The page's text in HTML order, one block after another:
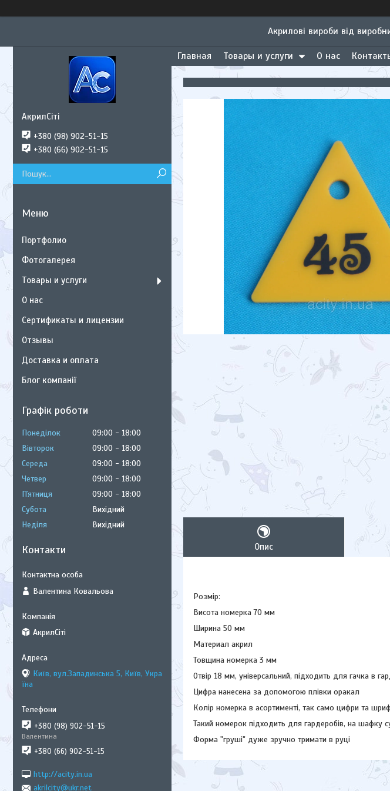
Акрилові вироби від
Главная Товары и услуги О нас
Опис
Розмір:
Висота номерка 70 мм
Ширина 50 мм
Материал акрил
Товщина номерка 3 мм
Отвір 18 мм, універсальний, підходить для гачка в
Цифра нанесена за допомогою плівки оракал
Колір номерка в асортименті, так само цифри та
Такий номерок підходить для гардеробів, на шафку
Форма "груші" дуже зручно тримати в руці
АкрилСіті
+380 (98) 902-51-15
+380 (66) 902-51-15
Портфолио
Фотогалерея
Товары и услуги
О нас
Сертификаты и лицензии
Отзывы
Доставка и оплата
Блог компанії
Графік роботи
Понеділок 09:00
18:00
Вівторок
09:00
18:00
Середа
09:00
18:00
Четвер
09:00
18:00
Пʼятниця
09:00
18:00
Субота
Вихідний
Неділя
Вихідний
Контакти
Валентина Ковальова
АкрилСіті
Київ, вул.Западинська 5, Київ, Укра
їна
+380 (98) 902-51-15
Валентина
+380 (66) 902-51-15
http://acity.in.ua
akrilcity@ukr.net